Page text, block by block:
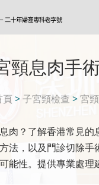
頸息肉手術
頁 >子宮頸檢查 >宮
肉？了解香港常見的
法，以及門診切除手
能性。提供專業處理